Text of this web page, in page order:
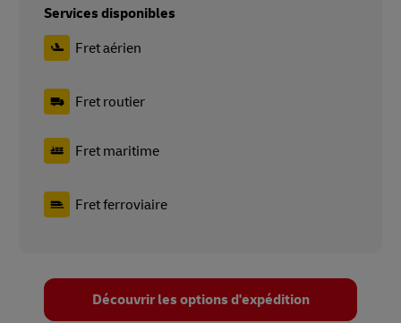
Services disponibles
Fret aérien
Fret routier
Fret maritime
Fret ferroviaire
Découvrir les options d'expédition